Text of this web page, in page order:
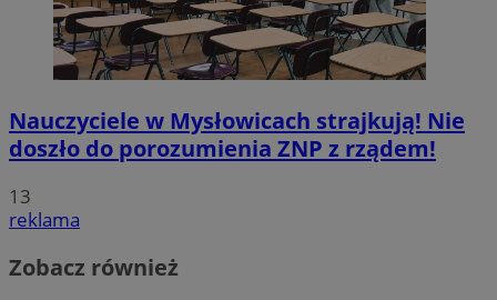
Nauczyciele w Mysłowicach strajkują! Nie
doszło do porozumienia ZNP z rządem!
13
reklama
Zobacz również